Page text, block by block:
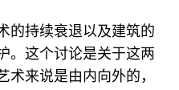
的持续衰退以及建筑的
。这个讨论是关于这两
术来说是由内向外的，